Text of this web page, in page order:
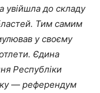
увійшла до складу
Тим самим
у своєму
Єдина
Республіки
— референдум